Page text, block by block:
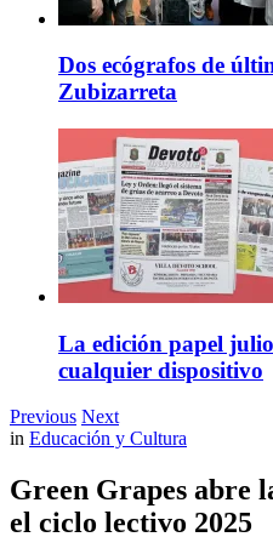
Dos ecógrafos de
Zubizarreta
La edición papel
cualquier dispositivo
Previous Next
in Educación y Cultura
Green Grapes abre
el ciclo lectivo 2025